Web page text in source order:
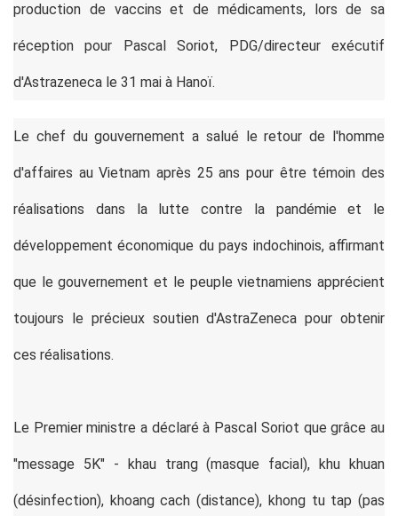
production de vaccins et de médicaments, lors de sa
réception pour Pascal Soriot, PDG/directeur exécutif
d'Astrazeneca le 31 mai à Hanoï.
Le chef du gouvernement a salué le retour de l'homme
d'affaires au Vietnam après 25 ans pour être témoin des
réalisations dans la lutte contre la pandémie et le
développement économique du pays indochinois, affirmant
que le gouvernement et le peuple vietnamiens apprécient
toujours le précieux soutien d'AstraZeneca pour obtenir
ces réalisations.
Le Premier ministre a déclaré à Pascal Soriot que grâce au
"message 5K" - khau trang (masque facial), khu khuan
(désinfection), khoang cach (distance), khong tu tap (pas